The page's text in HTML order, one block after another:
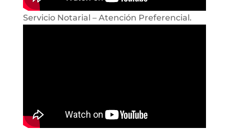
Servicio Notarial – Atención Preferencial.